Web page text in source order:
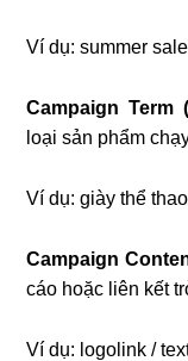
Ví dụ: summer
Campaign Term
loại sản phẩm
Ví dụ: giày thể
Campaign
cáo hoặc liên kết
Ví dụ: logolink /